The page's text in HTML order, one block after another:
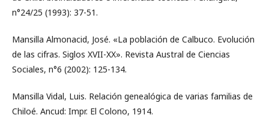
n°24/25 (1993): 37-51.
Mansilla Almonacid, José. «La población de Calbuco. Evolución
de las cifras. Siglos XVII-XX». Revista Austral de Ciencias
Sociales, n°6 (2002): 125-134.
Mansilla Vidal, Luis. Relación genealógica de varias familias de
Chiloé. Ancud: Impr. El Colono, 1914.